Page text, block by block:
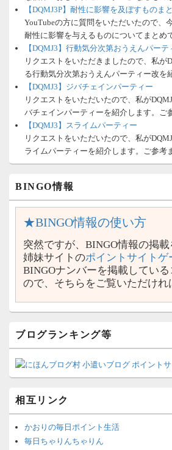
【DQMJ3P】耐性に影響を及ぼすものま
YouTubeの方に質問をいただいたので、
耐性に影響を与えるものについてまと
【DQMJ3】行動気分次第おうえんパーテ
リクエストをいただきましたので、私が
る行動気分次第おうえんパーティー改
【DQMJ3】ジバチェインパーティー
リクエストをいただいたので、私が
バチェインパーティーを紹介します。
【DQMJ3】スライムパーティー
リクエストをいただいたので、私が
ライムパーティーを紹介します。ご参
BINGO情報
★BINGO情報の使い方
突然ですが、BINGO情報の掲載
姉妹サイトのポイントサイトゲ
BINGOナンバーを掲載してい
ので、そちらをご覧いただけれ
ブログランキング等
相互リンク
かおりの毎日ポイント生活
毎日ちゃりんちゃりん